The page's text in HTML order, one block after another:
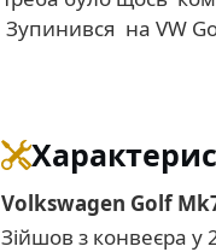
Зупинився на VW
Volkswagen Golf
Зійшов з конвеєра у